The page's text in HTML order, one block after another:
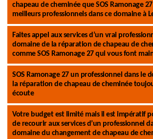
chapeau de cheminée que SOS Ramonage
meilleurs professionnels dans ce domaine à
Faites appel aux services d’un vrai
domaine de la réparation de chapeau de
comme SOS Ramonage 27 qui vous font
SOS Ramonage 27 un professionnel dans le
la réparation de chapeau de cheminée
écoute
Votre budget est limité mais il est impératif
de recourir aux services d’un professionnel
domaine du changement de chapeau de